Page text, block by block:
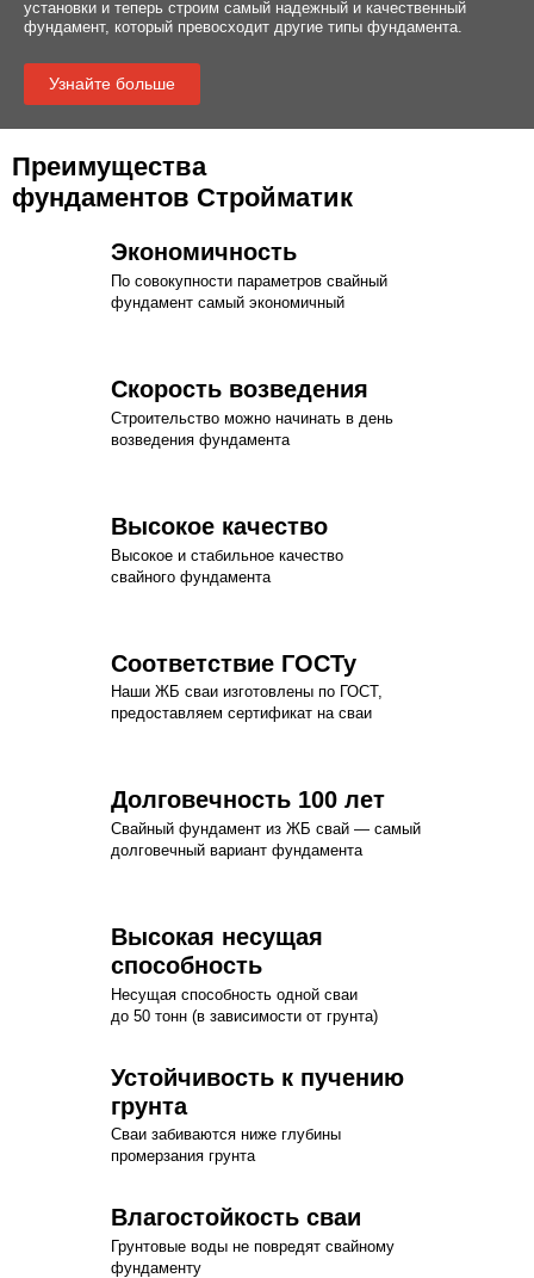
установки и теперь строим самый надежный и качественный
фундамент, который превосходит другие типы фундамента.
Узнайте больше
Преимущества
фундаментов Стройматик
Экономичность
По совокупности параметров свайный
фундамент самый экономичный
Скорость возведения
Строительство можно начинать в день
возведения фундамента
Высокое качество
Высокое и стабильное качество
свайного фундамента
Соответствие ГОСТу
Наши ЖБ сваи изготовлены по ГОСТ,
предоставляем сертификат на сваи
Долговечность 100 лет
Свайный фундамент из ЖБ свай — самый
долговечный вариант фундамента
Высокая несущая
способность
Несущая способность одной сваи
до 50 тонн (в зависимости от грунта)
Устойчивость к пучению
грунта
Сваи забиваются ниже глубины
промерзания грунта
Влагостойкость сваи
Грунтовые воды не повредят свайному
фундаменту